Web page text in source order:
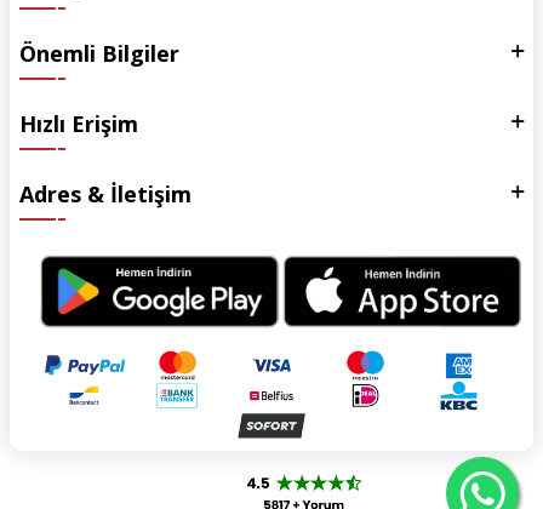
Önemli Bilgiler
Hızlı Erişim
Adres & İletişim